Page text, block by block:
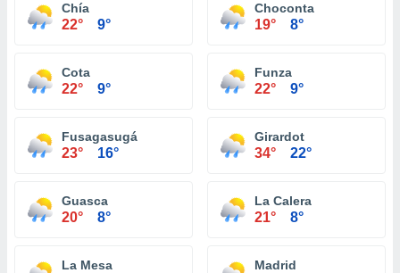
Chía
22° 9°
Choconta
19° 8°
Cota
22° 9°
Funza
22° 9°
Fusagasugá
23° 16°
Girardot
34° 22°
Guasca
20° 8°
La Calera
21° 8°
La Mesa Madrid